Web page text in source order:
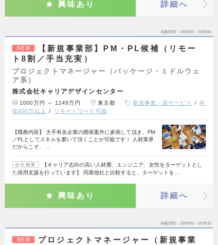
興味あり 詳細へ
掲載期間 26/08/03～26/08/16
NEW
【新規事業部】PM・PL候補（リモー
ト8割／手当充実）
プロジェクトマネージャー（パッケージ・ミドルウェ
ア系）
株式会社キャリアデザインセンター
1000万円 ～ 1249万円 東京都 新規事業・新サービス
年
収600万以上
リモートワーク可能
【職務内容】 大手有名企業の開発案件に参画して頂き、PM
／PLとしてスキルを磨いて頂くことが可能です！ 人材業界
だからこそ、…
会社概要
【キャリア志向の高い人材層、エンジニア、女性をターゲットとし
た採用支援を行っています】 同業他社と比較すると、ターゲットを…
興味あり 詳細へ
掲載期間 26/08/03～26/08/16
NEW
プロジェクトマネージャー（新規事業